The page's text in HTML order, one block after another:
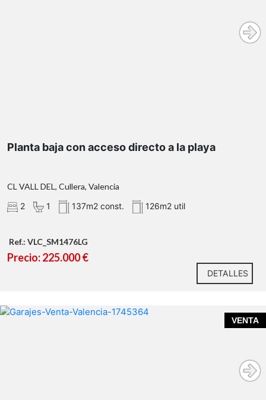
Planta baja con acceso directo a la playa
CL VALL DEL, Cullera, Valencia
2
1 137m2 const. 126m2 util
Ref.: VLC_SM1476LG
Precio: 225.000 €
DETALLES
VENTA